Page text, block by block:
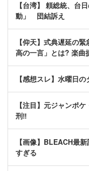
【台湾】 頼総統、台
動」 団結訴え
【仰天】式典遅延の
高の一言」とは? 楽
【感想スレ】水曜日
【注目】元ジャンポ
刑‼
【画像】BLEACH最
すぎる